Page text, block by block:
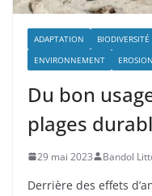
ADAPTATION BIODIVERSITÉ
ENVIRONNEMENT
EROSION
Du bon
plages
29 mai 2023 Bandol
Derrière des effets